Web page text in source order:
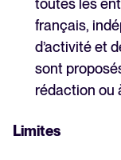
toutes les
français,
d’activité et
sont
rédaction ou
Limites